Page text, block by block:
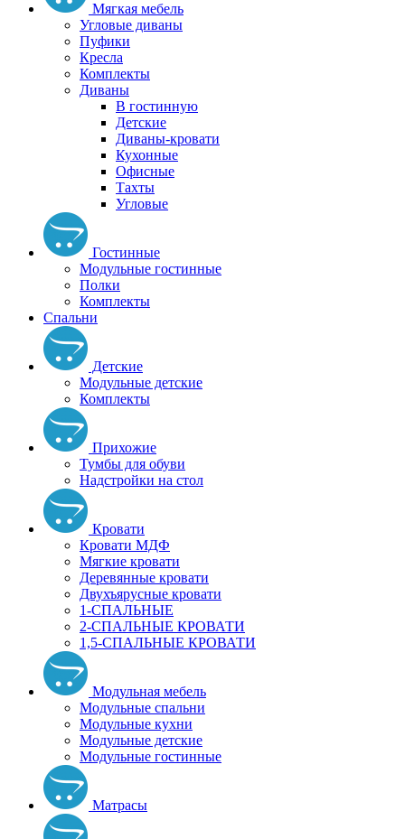
Мягкая мебель
Угловые диваны
Пуфики
Кресла
Комплекты
Диваны
В гостинную
Детские
Диваны-кровати
Кухонные
Офисные
Тахты
Угловые
Гостинные
Модульные гостинные
Полки
Комплекты
Спальни
Детские
Модульные детские
Комплекты
Прихожие
Тумбы для обуви
Надстройки на стол
Кровати
Кровати МДФ
Мягкие кровати
Деревянные кровати
Двухъярусные кровати
1-СПАЛЬНЫЕ
2-СПАЛЬНЫЕ КРОВАТИ
1,5-СПАЛЬНЫЕ КРОВАТИ
Модульная мебель
Модульные спальни
Модульные кухни
Модульные детские
Модульные гостинные
Матрасы